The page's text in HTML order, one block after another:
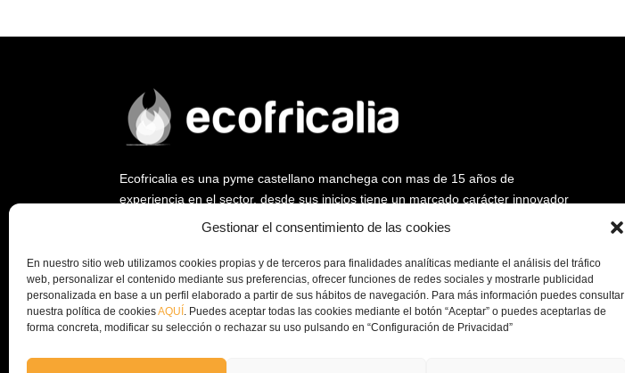
Gestionar el consentimiento de las cookies
En nuestro sitio web utilizamos cookies propias y de terceros para finalidades analíticas mediante el análisis del tráfico
web, personalizar el contenido mediante sus preferencias, ofrecer funciones de redes sociales y mostrarle publicidad
personalizada en base a un perfil elaborado a partir de sus hábitos de navegación. Para más información puedes consultar
nuestra política de cookiesAQUÍ . Puedes aceptar todas las cookies mediante el botón “Aceptar” o puedes aceptarlas de
forma concreta, modificar su selección o rechazar su uso pulsando en “Configuración de Privacidad”
Ecofricalia es una pyme castellano manchega con mas de 15 años de
experiencia en el sector, desde sus inicios tiene un marcado carácter innovador
ya que fue empresa pionera en abrir un nuevo mercado en torno al uso de la
Desde Ecofricalia, seguimos trabajando a nivel nacional e internacional en la
instalación de plantas de peletizado y equipos complementarios, para fomentar
la economía circular y el aprovechamiento de los recursos de cada zona y/o
empresa.